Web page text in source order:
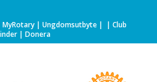
MyRotary | Ungdomsutbyte| | Club
| Donera